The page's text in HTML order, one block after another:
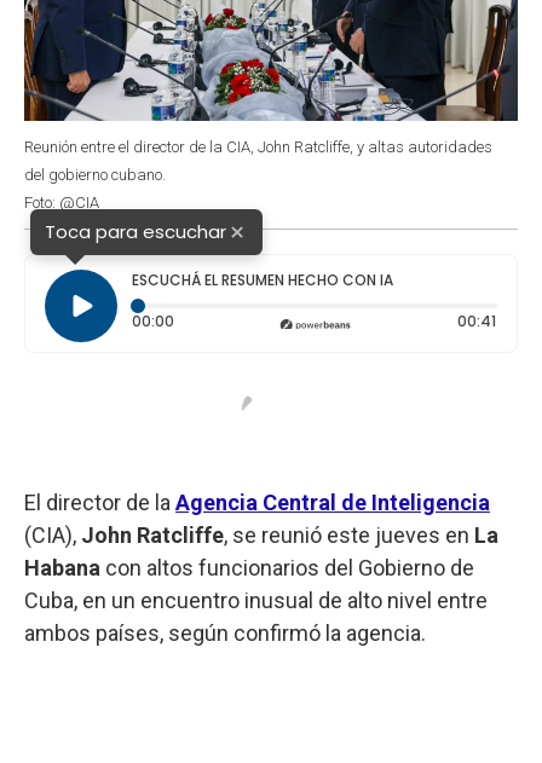
Reunión entre el director de la CIA, John Ratcliffe, y altas autoridades
del gobierno cubano.
Foto: @CIA
Toca para escuchar×
ESCUCHÁ EL RESUMEN HECHO CON IA
00:00 Tiempo transcurrido: 0 segundos 00:41
El director de la Agencia Central de Inteligencia
(CIA), John Ratcliffe, se reunió este jueves en La
Habana con altos funcionarios del Gobierno de
Cuba, en un encuentro inusual de alto nivel entre
ambos países, según confirmó la agencia.